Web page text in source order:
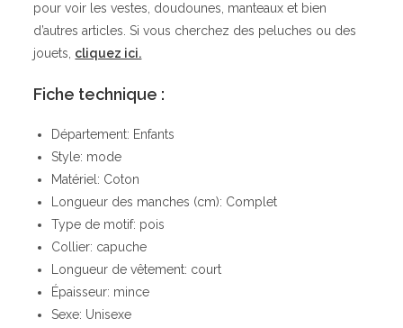
pour voir les vestes, doudounes, manteaux et bien
d’autres articles. Si vous cherchez des peluches ou des
jouets, cliquez ici.
Fiche technique :
Département: Enfants
Style: mode
Matériel: Coton
Longueur des manches (cm): Complet
Type de motif: pois
Collier: capuche
Longueur de vêtement: court
Épaisseur: mince
Sexe: Unisexe